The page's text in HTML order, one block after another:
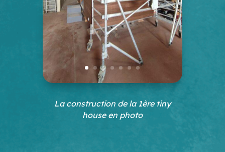
La construction de la 1ère tiny
house en photo